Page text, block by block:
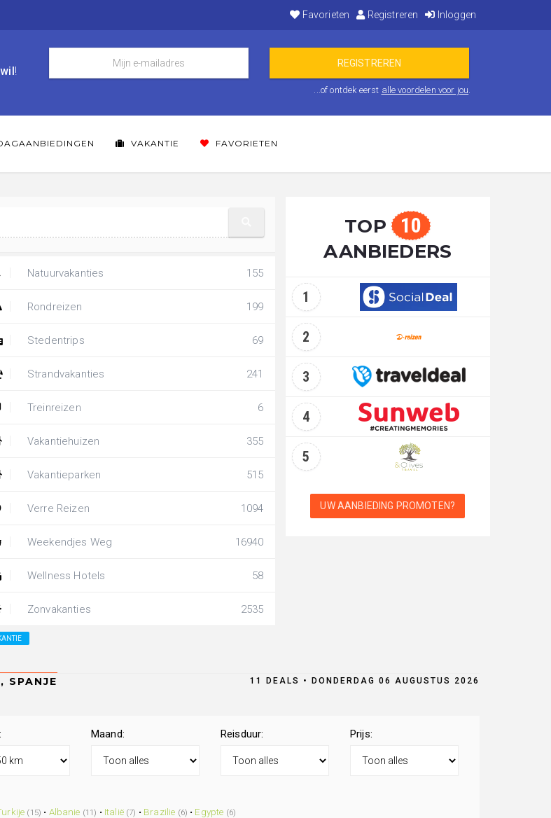
Favorieten Registreren Inloggen
!
...of ontdek eerst alle voordelen voor jou.
VAKANTIE FAVORIETEN
Natuurvakanties 155
Rondreizen 199
Stedentrips 69
Strandvakanties 241
Treinreizen 6
Vakantiehuizen 355
Vakantieparken 515
Verre Reizen 1094
Weekendjes Weg 16940
Wellness Hotels 58
Zonvakanties 2535
TOP 10
AANBIEDERS
1
2
3
4
5
UW AANBIEDING PROMOTEN?
11 DEALS • DONDERDAG 06 AUGUSTUS 2026
Maand: Reisduur: Prijs:
(15) • Albanie (11) • Italië (7) • Brazilie (6) • Egypte (6)